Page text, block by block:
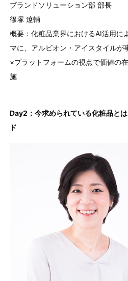
ブランドソリューション部 部長
篠塚 遼輔
概要：化粧品業界におけるAI活用に
マに、アルビオン・アイスタイルが
×プラットフォームの視点で価値の
施
Day2：今求められている化粧品と
ド